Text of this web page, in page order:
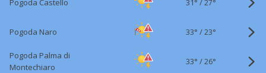
Pogoda Castello 27°
Pogoda Naro 33° /23°
Pogoda Palma di
Montechiaro
33° /26°